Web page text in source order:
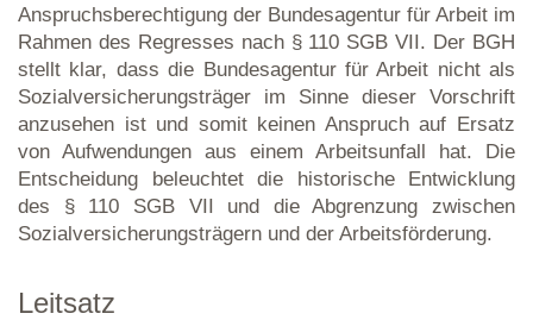
Anspruchsberechtigung der Bundesagentur für Arbeit im
Rahmen des Regresses nach § 110 SGB VII. Der BGH
stellt klar, dass die Bundesagentur für Arbeit nicht als
Sozialversicherungsträger im Sinne dieser Vorschrift
anzusehen ist und somit keinen Anspruch auf Ersatz
von Aufwendungen aus einem Arbeitsunfall hat. Die
Entscheidung beleuchtet die historische Entwicklung
des § 110 SGB VII und die Abgrenzung zwischen
Sozialversicherungsträgern und der Arbeitsförderung.
Leitsatz